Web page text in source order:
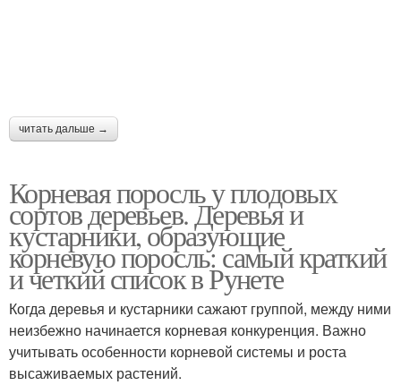
читать дальше →
Корневая поросль у плодовых
сортов деревьев. Деревья и
кустарники, образующие
корневую поросль: самый краткий
и четкий список в Рунете
Когда деревья и кустарники сажают группой, между ними
неизбежно начинается корневая конкуренция. Важно
учитывать особенности корневой системы и роста
высаживаемых растений.